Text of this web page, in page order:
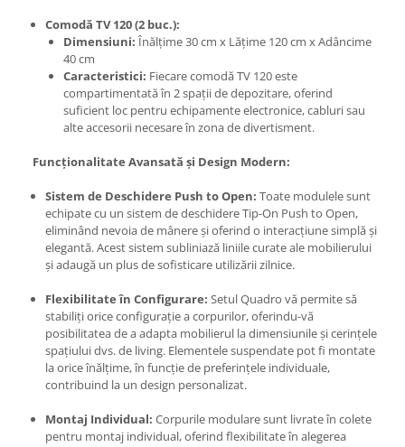
Comodă TV 120 (2 buc.):
Dimensiuni: Înălțime 30 cm x Lățime 120 cm x Adâncime
40 cm
Caracteristici: Fiecare comodă TV 120 este
compartimentată în 2 spații de depozitare, oferind
suficient loc pentru echipamente electronice, cabluri sau
alte accesorii necesare în zona de divertisment.
Funcționalitate Avansată și Design Modern:
Sistem de Deschidere Push to Open: Toate modulele sunt
echipate cu un sistem de deschidere Tip-On Push to Open,
eliminând nevoia de mânere și oferind o interacțiune simplă și
elegantă. Acest sistem subliniază liniile curate ale mobilierului
și adaugă un plus de sofisticare utilizării zilnice.
Flexibilitate în Configurare: Setul Quadro vă permite să
stabiliți orice configurație a corpurilor, oferindu-vă
posibilitatea de a adapta mobilierul la dimensiunile și cerințele
spațiului dvs. de living. Elementele suspendate pot fi montate
la orice înălțime, în funcție de preferințele individuale,
contribuind la un design personalizat.
Montaj Individual: Corpurile modulare sunt livrate în colete
pentru montaj individual, oferind flexibilitate în alegerea